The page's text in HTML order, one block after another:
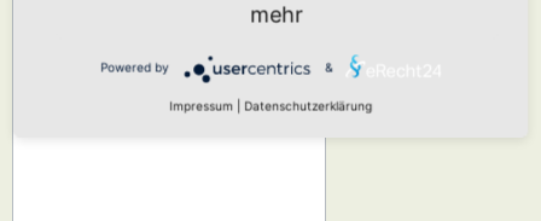
mehr
Powered by &
Impressum Datenschutzerklärung